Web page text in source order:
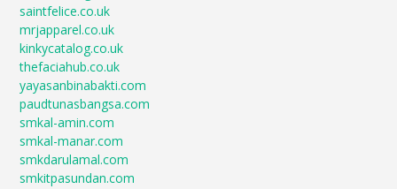
saintfelice.co.uk
mrjapparel.co.uk
kinkycatalog.co.uk
thefaciahub.co.uk
yayasanbinabakti.com
paudtunasbangsa.com
smkal-amin.com
smkal-manar.com
smkdarulamal.com
smkitpasundan.com